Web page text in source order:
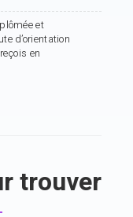
et
d’orientation
en
trouver